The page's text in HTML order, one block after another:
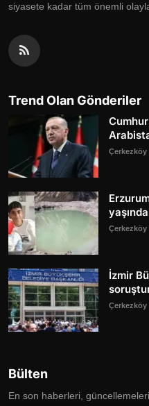
siyasete kadar tüm önemli
Trend Olan Gönderiler
Çerkezköy
Çerkezköy
İzmir
Çerkezköy
Bülten
En son haberleri,